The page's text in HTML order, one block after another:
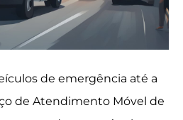
de emergência até a
de Atendimento Móvel de